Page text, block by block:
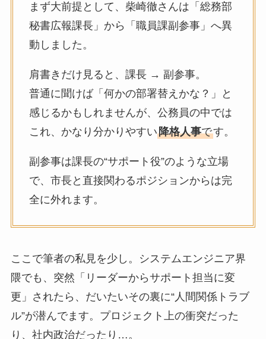
まず大前提として、柴崎徹さんは「総務部
秘書広報課長」から「職員課副参事」へ異
動しました。
肩書きだけ見ると、課長 → 副参事。
普通に聞けば「何かの部署替えかな？」と
感じるかもしれませんが、公務員の中では
これ、かなり分かりやすい降格人事です。
副参事は課長の“サポート役”のような立場
で、市長と直接関わるポジションからは完
全に外れます。
ここで筆者の私見を少し。システムエンジニア界
隈でも、突然「リーダーからサポート担当に変
更」されたら、だいたいその裏に“人間関係トラブ
ル”が潜んでます。プロジェクト上の衝突だった
り、社内政治だったり…。